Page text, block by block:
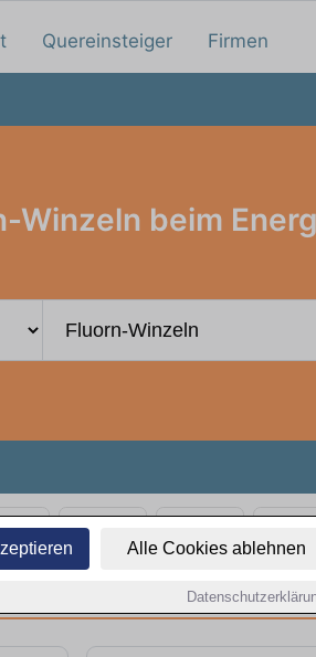
Alle Cookies ablehnen
Quereinsteiger Firmen
Winzeln beim